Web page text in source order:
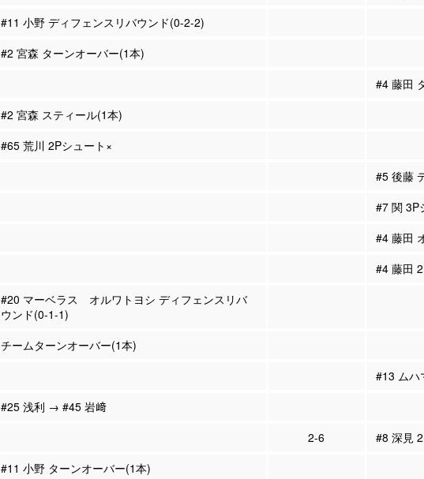
#11 小野 ディフェンスリバウンド(0-2-2)
#2 宮森 ターンオーバー(1本)
#4 藤田
#2 宮森 スティール(1本)
#65 荒川 2Pシュート×
#5 後藤
#7 関 3P
#4 藤田
#4 藤田
#20 マーベラス オルワトヨシ ディフェンスリバ
ウンド(0-1-1)
チームターンオーバー(1本)
#13 ムハ
#25 浅利 → #45 岩﨑
2-6
#8 深見
#11 小野 ターンオーバー(1本)